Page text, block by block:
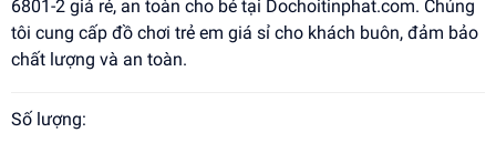
6801-2 giá rẻ, an toàn cho bé tại Dochoitinphat.com. Chúng
tôi cung cấp đồ chơi trẻ em giá sỉ cho khách buôn, đảm bảo
chất lượng và an toàn.
Số lượng: